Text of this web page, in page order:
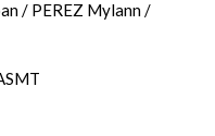
/ PEREZ Mylann /